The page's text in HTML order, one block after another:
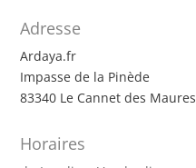
Adresse
Ardaya.fr
Impasse de la Pinède
83340 Le Cannet des Maures
Horaires